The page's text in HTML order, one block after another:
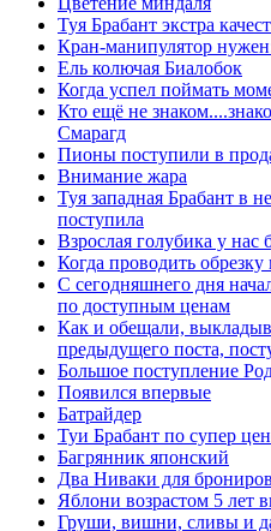
Туя Брабант экстра
Кран-манипулятор
Ель колючая Биалобок
Когда успел поймать
Кто ещё не
Смарагд
Пионы поступили в
Внимание жара
Туя западная Брабант в
поступила
Взрослая голубика у нас
Когда проводить
С сегодняшнего дня
по доступным ценам
Как и обещали,
предыдущего поста,
Большое поступление
Появился впервые
Батрайдер
Туи Брабант по супер
Багрянник японский
Два Ниваки для
Яблони возрастом 5 лет
Груши, вишни, сливы и